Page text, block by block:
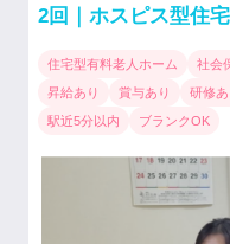
2回｜ホスピス型住宅
住宅型有料老人ホーム 社会
昇給あり
賞与あり 研修あ
駅近5分以内
ブランクOK